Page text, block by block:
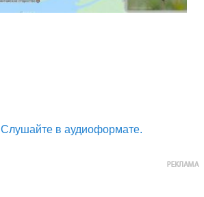
Слушайте в аудиоформате.